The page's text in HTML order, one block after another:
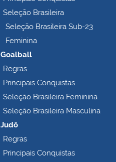
Seleção Brasileira
Seleção Brasileira Sub-23
Feminina
Goalball
Regras
Principais Conquistas
Seleção Brasileira Feminina
Seleção Brasileira Masculina
Judô
Regras
Principais Conquistas